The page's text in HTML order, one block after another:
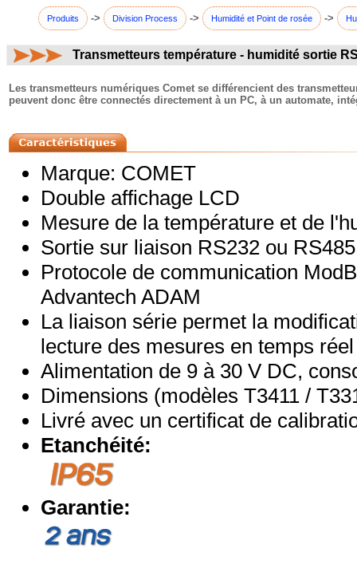
Produits -> Division Process -> Humidité et Point de rosée ->
Transmetteurs température - humidité sortie
Les transmetteurs numériques Comet se différencient des
peuvent donc être connectés directement à un PC, à un automate,
Marque: COMET
Double affichage LCD
Mesure de la température et de
Sortie sur liaison RS232 ou
Protocole de communication
Advantech ADAM
La liaison série permet la
lecture des mesures en temps réel
Alimentation de 9 à 30 V DC,
Dimensions (modèles T3411 /
Livré avec un certificat de
Etanchéité:
Garantie: